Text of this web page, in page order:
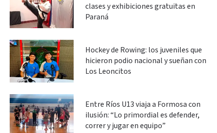
clases y exhibiciones gratuitas en
Paraná
Hockey de Rowing: los juveniles que
hicieron podio nacional y sueñan con
Los Leoncitos
Entre Ríos U13 viaja a Formosa con
ilusión: “Lo primordial es defender,
correr y jugar en equipo”